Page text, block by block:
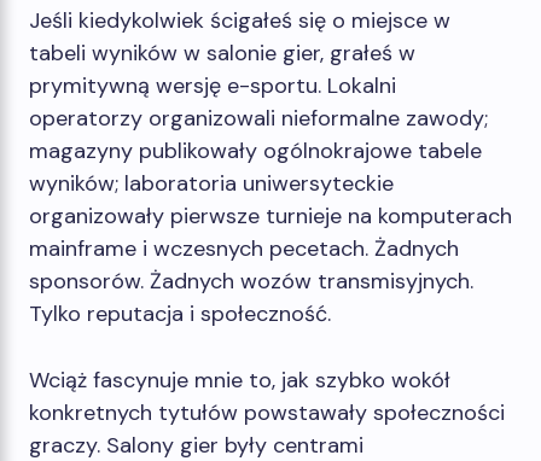
Jeśli kiedykolwiek ścigałeś się o miejsce w
tabeli wyników w salonie gier, grałeś w
prymitywną wersję e-sportu. Lokalni
operatorzy organizowali nieformalne zawody;
magazyny publikowały ogólnokrajowe tabele
wyników; laboratoria uniwersyteckie
organizowały pierwsze turnieje na komputerach
mainframe i wczesnych pecetach. Żadnych
sponsorów. Żadnych wozów transmisyjnych.
Tylko reputacja i społeczność.
Wciąż fascynuje mnie to, jak szybko wokół
konkretnych tytułów powstawały społeczności
graczy. Salony gier były centrami